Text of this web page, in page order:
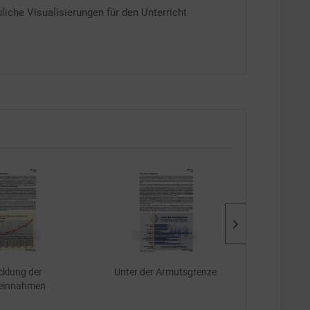
der
Unter der Armutsgrenze
Visualisierungen für den Unterricht